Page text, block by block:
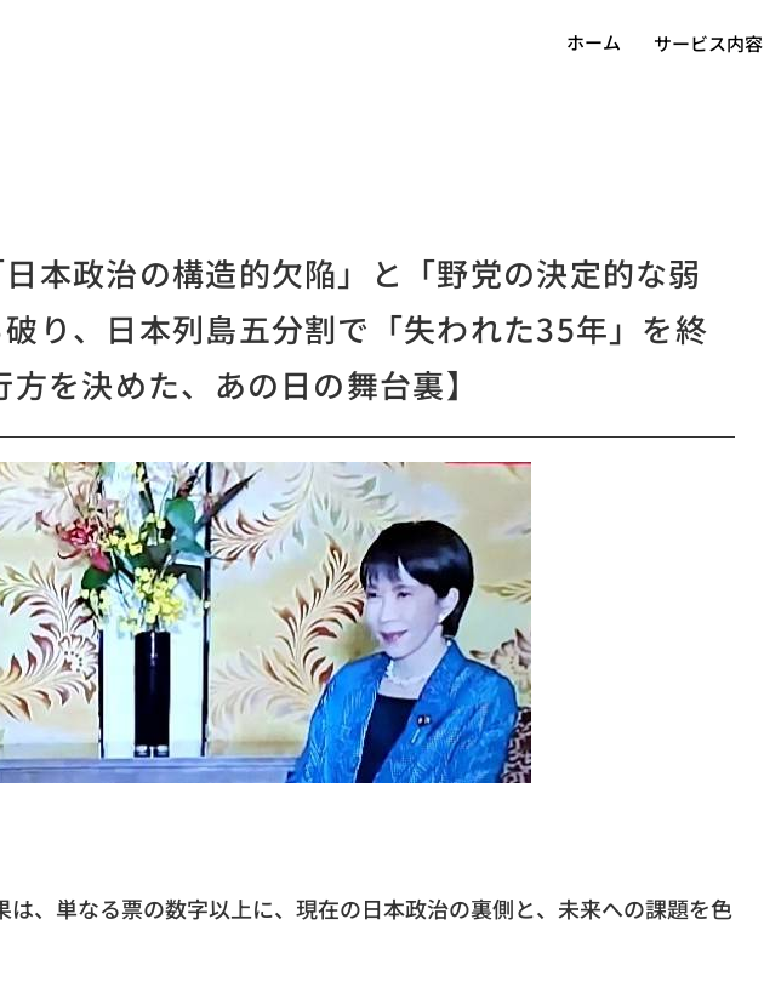
ホーム サービス内容
本政治の構造的欠陥」と「野党の決定的な弱
り、日本列島五分割で「失われた35年」を終
を決めた、あの日の舞台裏】
、単なる票の数字以上に、現在の日本政治の裏側と、未来への課題を色